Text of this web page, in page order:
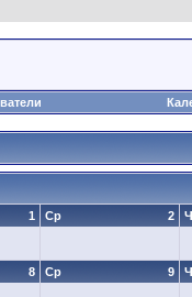
1 2
Ср
8 9
Ср